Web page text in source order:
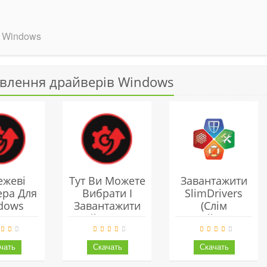
Windows
драйверів Windows
Для
Тут Ви Можете
Вибрати І
Завантажити
Драйвери Для
Відеокарти ATI
AMD, Intel,
NVIDIA
Завантажити
SlimDrivers
(Слім
Драйверс)
Українською
Безкоштовно